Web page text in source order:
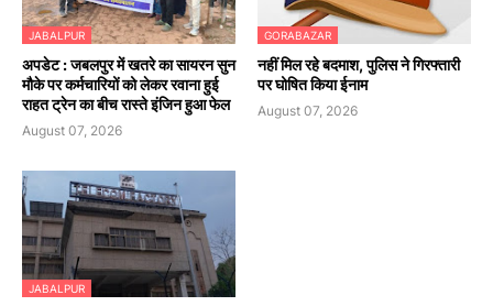
JABALPUR
अपडेट : जबलपुर में खतरे का सायरन सुन
मौके पर कर्मचारियों को लेकर रवाना हुई
राहत ट्रेन का बीच रास्ते इंजिन हुआ फेल
August 07, 2026
GORABAZAR
नहीं मिल रहे बदमाश, पुलिस ने गिरफ्तारी
पर घोषित किया ईनाम
August 07, 2026
JABALPUR